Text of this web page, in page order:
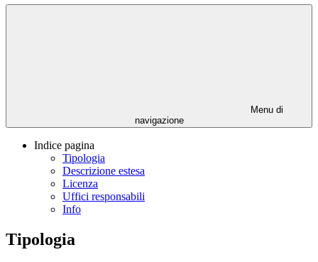
Menu di
navigazione
Indice pagina
Tipologia
Descrizione estesa
Licenza
Uffici responsabili
Info
Tipologia